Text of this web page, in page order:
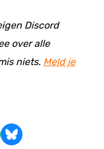
Discord
over alle
niets. Meld je
Share on Bluesky